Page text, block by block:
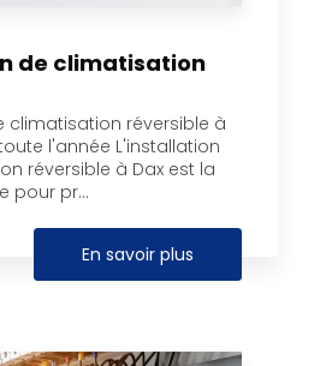
de climatisation
climatisation réversible à
l'année L'installation
réversible à Dax est la
pour pr...
En savoir plus